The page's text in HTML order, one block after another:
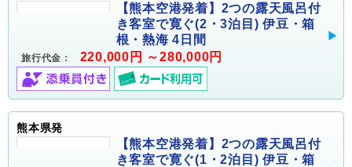
【熊本空港発着】2つの露天風呂付
き客室で寛ぐ(2・3泊目) 伊豆・箱
根・熱海 4日間
旅行代金： 220,000円 ～280,000円
熊本県発
【熊本空港発着】2つの露天風呂付
き客室で寛ぐ(1・2泊目) 伊豆・箱